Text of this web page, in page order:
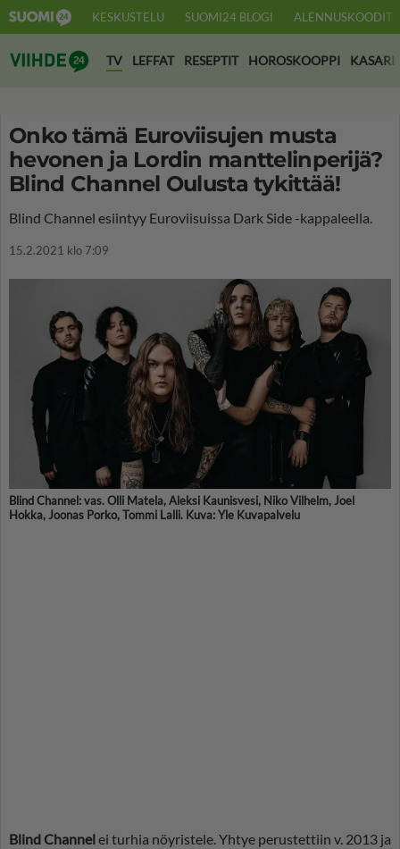
KESKUSTELU SUOMI24 BLOGI ALENNUSKOODIT
Suomi24 Viihde
TV LEFFAT RESEPTIT HOROSKOOPPI KASARI
Onko tämä Euroviisujen musta
hevonen ja Lordin manttelinperijä?
Blind Channel Oulusta tykittää!
Blind Channel esiintyy Euroviisuissa Dark Side -kappaleella.
15.2.2021 klo 7:09
Blind Channel: vas. Olli Matela, Aleksi Kaunisvesi, Niko Vilhelm, Joel
Hokka, Joonas Porko, Tommi Lalli. Kuva: Yle Kuvapalvelu
Blind Channelei turhia nöyristele. Yhtye perustettiin v. 2013 ja